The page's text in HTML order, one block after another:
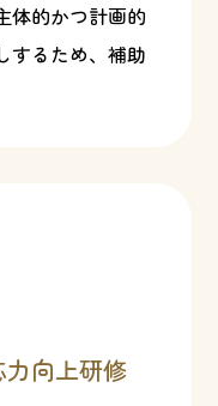
体的かつ計画的
するため、補助
向上研修